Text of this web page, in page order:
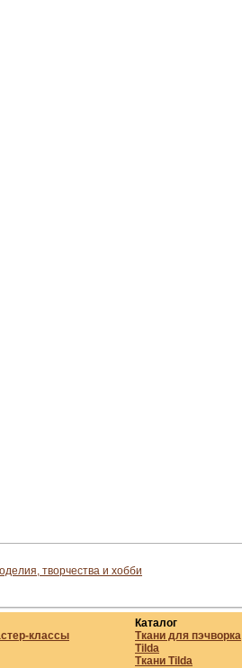
творчества и хобби
классы
Каталог
Ткани для пэчворка
Tilda
Ткани Tilda